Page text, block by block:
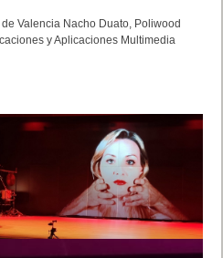
Valencia Nacho Duato, Poliwood
y Aplicaciones Multimedia